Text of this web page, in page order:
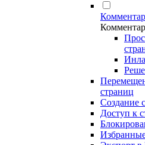
страниц
Создание
Доступ к